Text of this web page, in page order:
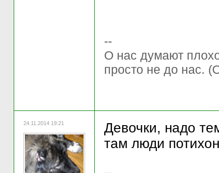
--
О нас думают
просто не до нас.
24.11.2014 19:21
Девочки, надо
там люди